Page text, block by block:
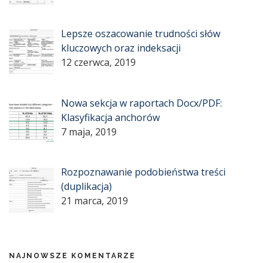
Lepsze oszacowanie trudności słów
kluczowych oraz indeksacji
12 czerwca, 2019
Nowa sekcja w raportach Docx/PDF:
Klasyfikacja anchorów
7 maja, 2019
Rozpoznawanie podobieństwa treści
(duplikacja)
21 marca, 2019
NAJNOWSZE KOMENTARZE